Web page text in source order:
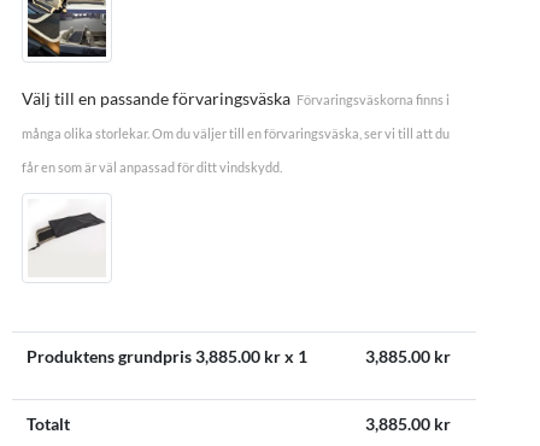
Välj till en passande förvaringsväska Förvaringsväskorna finns i
många olika storlekar. Om du väljer till en förvaringsväska, ser vi till att du
får en som är väl anpassad för ditt vindskydd.
Produktens grundpris3,885.00 kr x 1 3,885.00 kr
Totalt 3,885.00 kr